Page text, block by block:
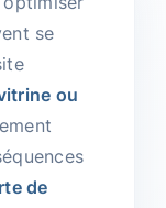
se
ou
de